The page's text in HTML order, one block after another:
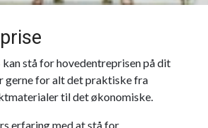
kan stå for hovedentreprisen på dit
gerne for alt det praktiske fra
til det økonomiske.
erfaring med at stå for